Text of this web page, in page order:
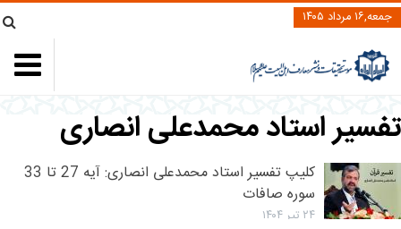
جمعه,۱۶ مرداد ۱۴۰۵
تفسیر استاد محمدعلی انصاری
کلیپ تفسیر استاد محمدعلی انصاری: آیه 27 تا 33
سوره صافات
۲۴ تیر ۱۴۰۴